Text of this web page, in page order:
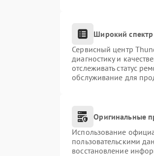
Широкий спектр
Сервисный центр
диагностику и
отслеживать статус
обслуживание для
Оригинальные
Использование
пользовательскими
восстановление